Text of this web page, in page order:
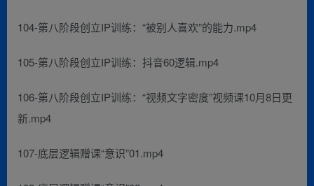
104-第八阶段创立IP训练：“被别人喜欢”的能力.mp4
105-第八阶段创立IP训练：抖音60逻辑.mp4
106-第八阶段创立IP训练：“视频文字密度”视频课10月8日更
新.mp4
107-底层逻辑赠课“意识”01.mp4